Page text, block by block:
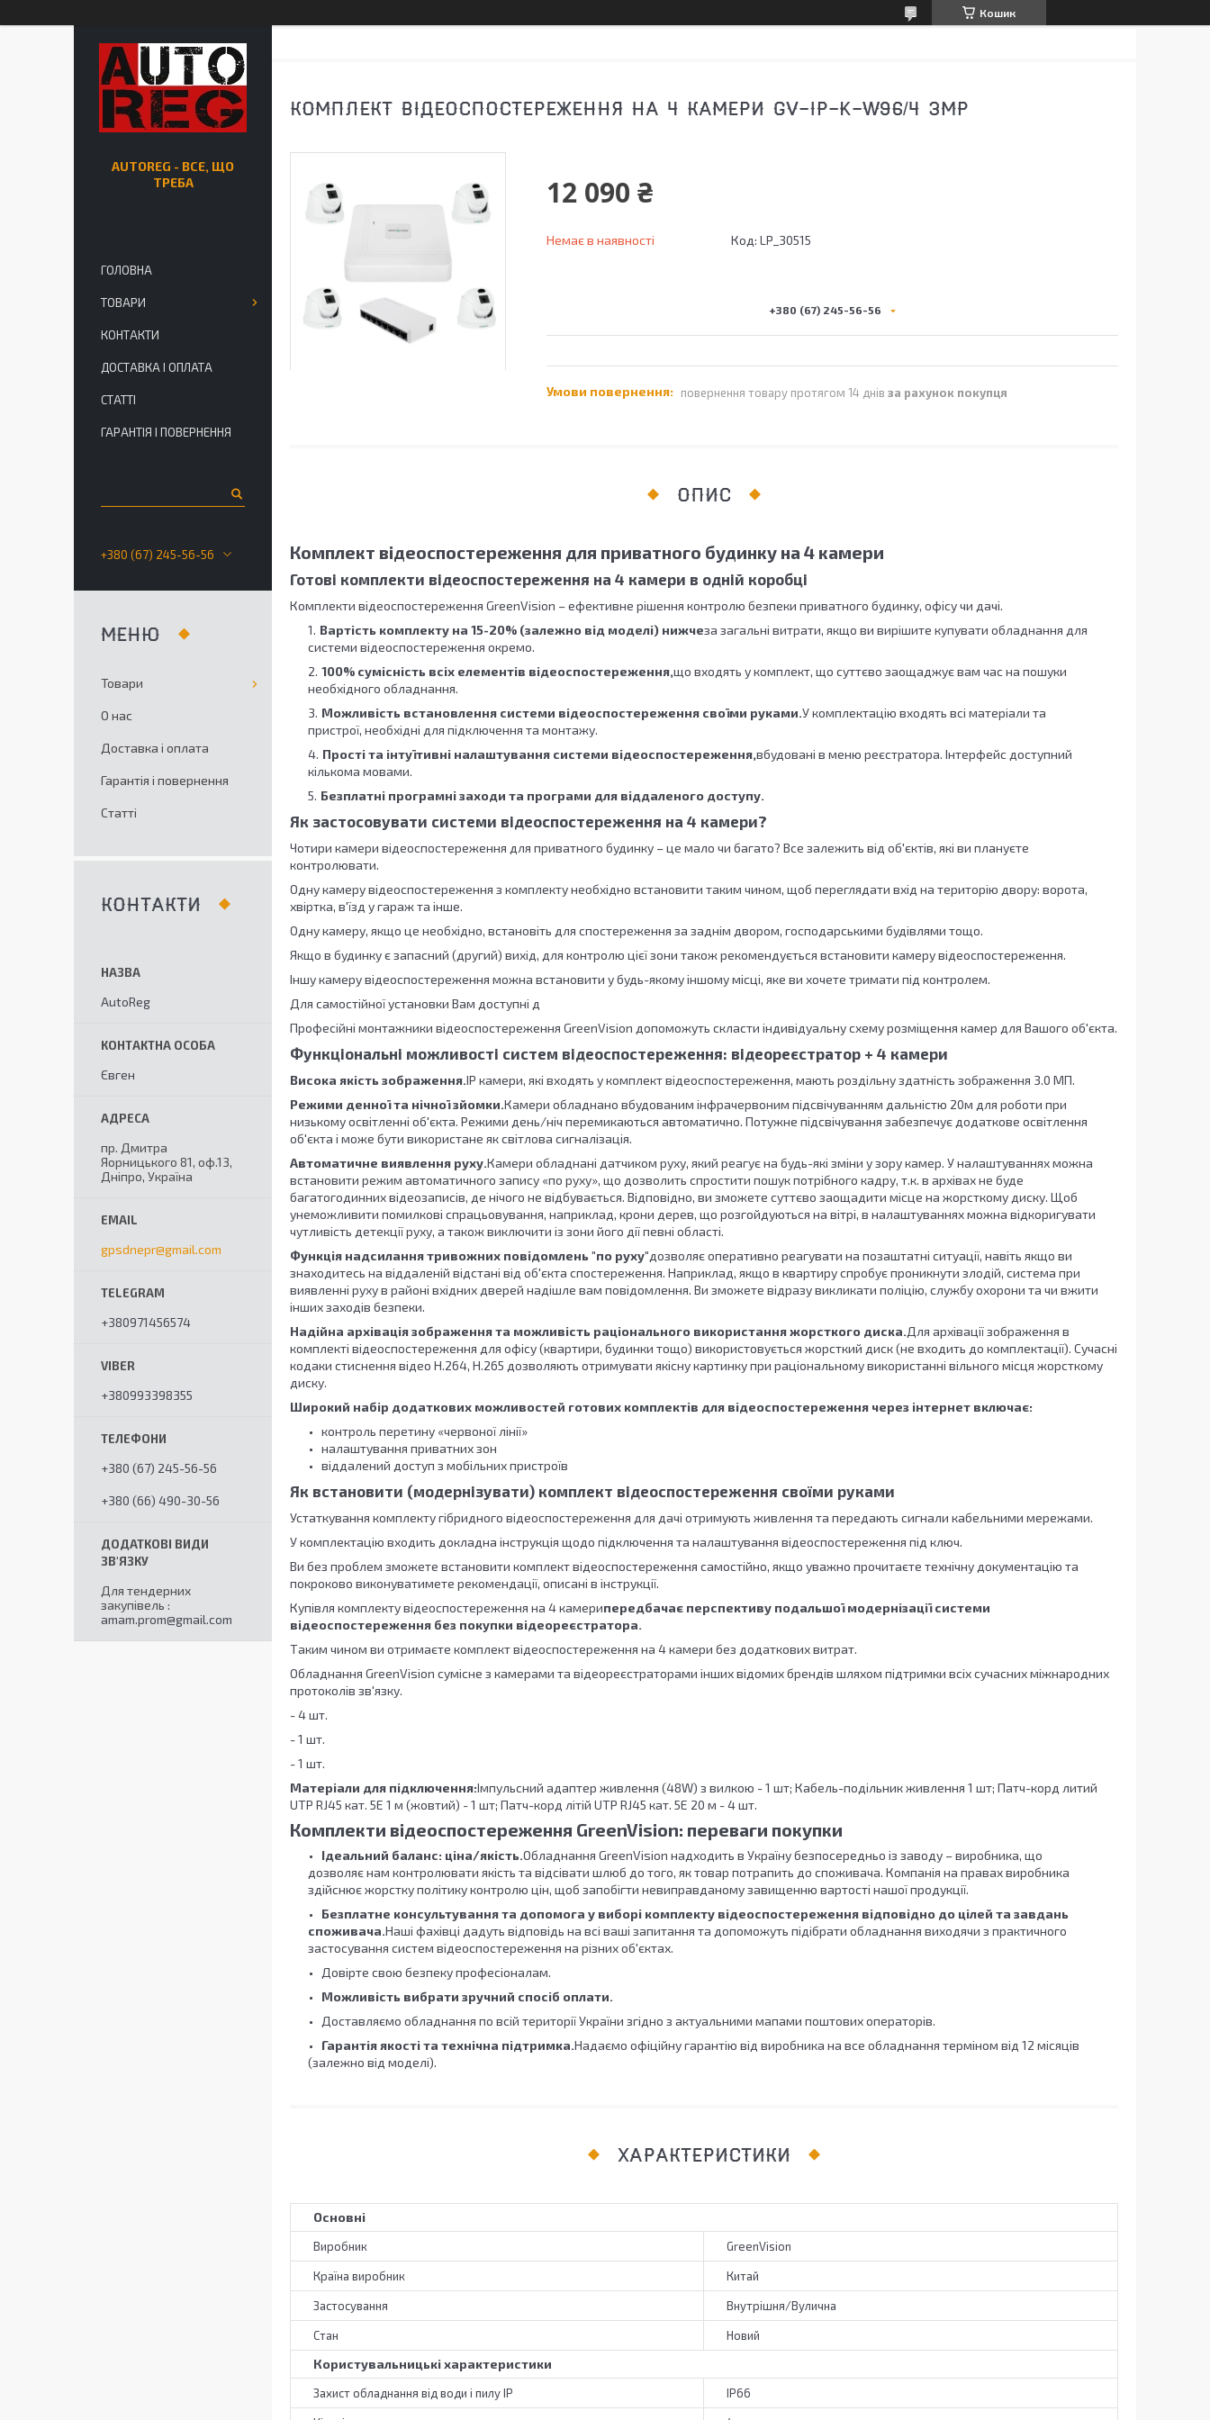
Кошик
КОМПЛЕКТ ВІДЕОСПОСТЕРЕЖЕННЯ НА 4 КАМЕРИ GV-IP-K-W96/4 3MP
12 090 ₴
Немає в наявності Код: LP_30515
+380 (67) 245-56-56
повернення товару протягом 14 днів за рахунок покупця
ОПИС
Комплект відеоспостереження для приватного будинку на 4 камери
Готові комплекти відеоспостереження на 4 камери в одній коробці
Комплекти відеоспостереження GreenVision – ефективне рішення контролю безпеки приватного будинку, офісу чи дачі.
Вартість комплекту на 15-20% (залежно від моделі) нижчеза загальні витрати, якщо ви вирішите купувати обладнання для
системи відеоспостереження окремо.
100% сумісність всіх елементів відеоспостереження,що входять у комплект, що суттєво заощаджує вам час на пошуки
необхідного обладнання.
Можливість встановлення системи відеоспостереження своїми руками.У комплектацію входять всі матеріали та
пристрої, необхідні для підключення та монтажу.
Прості та інтуїтивні налаштування системи відеоспостереження,вбудовані в меню реєстратора. Інтерфейс доступний
кількома мовами.
Безплатні програмні заходи та програми для віддаленого доступу.
Як застосовувати системи відеоспостереження на 4 камери?
Чотири камери відеоспостереження для приватного будинку – це мало чи багато? Все залежить від об'єктів, які ви плануєте
контролювати.
Одну камеру відеоспостереження з комплекту необхідно встановити таким чином, щоб переглядати вхід на територію двору: ворота,
хвіртка, в'їзд у гараж та інше.
Одну камеру, якщо це необхідно, встановіть для спостереження за заднім двором, господарськими будівлями тощо.
Якщо в будинку є запасний (другий) вихід, для контролю цієї зони також рекомендується встановити камеру відеоспостереження.
Іншу камеру відеоспостереження можна встановити у будь-якому іншому місці, яке ви хочете тримати під контролем.
Для самостійної установки Вам доступні д
Професійні монтажники відеоспостереження GreenVision допоможуть скласти індивідуальну схему розміщення камер для Вашого об'єкта.
Функціональні можливості систем відеоспостереження: відеореєстратор + 4 камери
Висока якість зображення.IP камери, які входять у комплект відеоспостереження, мають роздільну здатність зображення 3.0 МП.
Режими денної та нічної зйомки.Камери обладнано вбудованим інфрачервоним підсвічуванням дальністю 20м для роботи при
низькому освітленні об'єкта. Режими день/ніч перемикаються автоматично. Потужне підсвічування забезпечує додаткове освітлення
об'єкта і може бути використане як світлова сигналізація.
Автоматичне виявлення руху.Камери обладнані датчиком руху, який реагує на будь-які зміни у зору камер. У налаштуваннях можна
встановити режим автоматичного запису «по руху», що дозволить спростити пошук потрібного кадру, т.к. в архівах не буде
багатогодинних відеозаписів, де нічого не відбувається. Відповідно, ви зможете суттєво заощадити місце на жорсткому диску. Щоб
унеможливити помилкові спрацьовування, наприклад, крони дерев, що розгойдуються на вітрі, в налаштуваннях можна відкоригувати
чутливість детекції руху, а також виключити із зони його дії певні області.
Функція надсилання тривожних повідомлень "по руху"дозволяє оперативно реагувати на позаштатні ситуації, навіть якщо ви
знаходитесь на віддаленій відстані від об'єкта спостереження. Наприклад, якщо в квартиру спробує проникнути злодій, система при
виявленні руху в районі вхідних дверей надішле вам повідомлення. Ви зможете відразу викликати поліцію, службу охорони та чи вжити
інших заходів безпеки.
Надійна архівація зображення та можливість раціонального використання жорсткого диска.Для архівації зображення в
комплекті відеоспостереження для офісу (квартири, будинки тощо) використовується жорсткий диск (не входить до комплектації). Сучасні
кодаки стиснення відео H.264, H.265 дозволяють отримувати якісну картинку при раціональному використанні вільного місця жорсткому
диску.
Широкий набір додаткових можливостей готових комплектів для відеоспостереження через інтернет включає:
контроль перетину «червоної лінії»
налаштування приватних зон
віддалений доступ з мобільних пристроїв
Як встановити (модернізувати) комплект відеоспостереження своїми руками
Устаткування комплекту гібридного відеоспостереження для дачі отримують живлення та передають сигнали кабельними мережами.
У комплектацію входить докладна інструкція щодо підключення та налаштування відеоспостереження під ключ.
Ви без проблем зможете встановити комплект відеоспостереження самостійно, якщо уважно прочитаєте технічну документацію та
покроково виконуватимете рекомендації, описані в інструкції.
Купівля комплекту відеоспостереження на 4 камерипередбачає перспективу подальшої модернізації системи
відеоспостереження без покупки відеореєстратора.
Таким чином ви отримаєте комплект відеоспостереження на 4 камери без додаткових витрат.
Обладнання GreenVision сумісне з камерами та відеореєстраторами інших відомих брендів шляхом підтримки всіх сучасних міжнародних
протоколів зв'язку.
- 4 шт.
- 1 шт.
- 1 шт.
Матеріали для підключення:Імпульсний адаптер живлення (48W) з вилкою - 1 шт; Кабель-подільник живлення 1 шт; Патч-корд литий
UTP RJ45 кат. 5Е 1 м (жовтий) - 1 шт; Патч-корд літій UTP RJ45 кат. 5Е 20 м - 4 шт.
Комплекти відеоспостереження GreenVision: переваги покупки
Ідеальний баланс: ціна/якість.Обладнання GreenVision надходить в Україну безпосередньо із заводу – виробника, що
дозволяє нам контролювати якість та відсівати шлюб до того, як товар потрапить до споживача. Компанія на правах виробника
здійснює жорстку політику контролю цін, щоб запобігти невиправданому завищенню вартості нашої продукції.
Безплатне консультування та допомога у виборі комплекту відеоспостереження відповідно до цілей та завдань
споживача.Наші фахівці дадуть відповідь на всі ваші запитання та допоможуть підібрати обладнання виходячи з практичного
застосування систем відеоспостереження на різних об'єктах.
Довірте свою безпеку професіоналам.
Можливість вибрати зручний спосіб оплати.
Доставляємо обладнання по всій території України згідно з актуальними мапами поштових операторів.
Гарантія якості та технічна підтримка.Надаємо офіційну гарантію від виробника на все обладнання терміном від 12 місяців
(залежно від моделі).
ХАРАКТЕРИСТИКИ
Основні
Виробник GreenVision
Країна виробник Китай
Застосування Внутрішня/Вулична
Стан Новий
Користувальницькі характеристики
Захист обладнання від води і пилу IP IP66
AUTOREG - ВСЕ, ЩО
ТРЕБА
ГОЛОВНА
ТОВАРИ
КОНТАКТИ
ДОСТАВКА І ОПЛАТА
СТАТТІ
ГАРАНТІЯ І ПОВЕРНЕННЯ
+380 (67) 245-56-56
Товари
О нас
Доставка і оплата
Гарантія і повернення
Статті
КОНТАКТИ
AutoReg
Євген
пр. Дмитра
Яорницького 81, оф.13,
Дніпро, Україна
gpsdnepr@gmail.com
+380971456574
+380993398355
+380 (67) 245-56-56
+380 (66) 490-30-56
Для тендерних
закупівель
amam.prom@gmail.com